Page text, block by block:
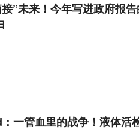
”未来！今年写进政府报
一管血里的战争！液体活